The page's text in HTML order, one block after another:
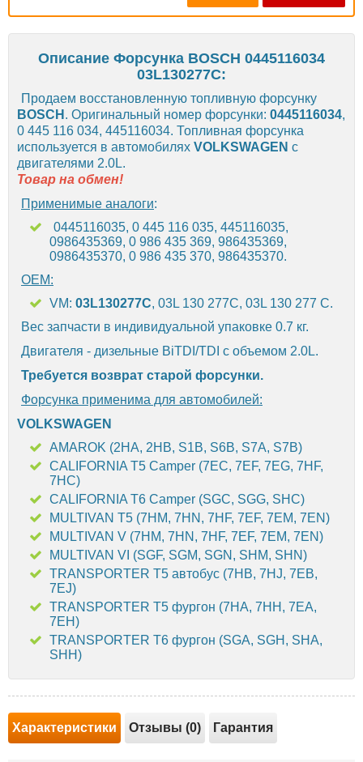
Описание Форсунка BOSCH 0445116034
03L130277C:
Продаем восстановленную топливную форсунку
BOSCH . Оригинальный номер форсунки: 0445116034,
0 445 116 034, 445116034. Топливная форсунка
используется в автомобилях VOLKSWAGEN с
двигателями 2.0L.
Товар на обмен!
Применимые аналоги:
0445116035, 0 445 116 035, 445116035,
0986435369, 0 986 435 369, 986435369,
0986435370, 0 986 435 370, 986435370.
OEM:
VM: 03L130277C, 03L 130 277C, 03L 130 277 C.
Вес запчасти в индивидуальной упаковке 0.7 кг.
Двигателя - дизельные BiTDI/TDI с объемом 2.0L.
Требуется возврат старой форсунки.
Форсунка применима для автомобилей:
VOLKSWAGEN
AMAROK (2HA, 2HB, S1B, S6B, S7A, S7B)
CALIFORNIA T5 Camper (7EC, 7EF, 7EG, 7HF,
7HC)
CALIFORNIA T6 Camper (SGC, SGG, SHC)
MULTIVAN T5 (7HM, 7HN, 7HF, 7EF, 7EM, 7EN)
MULTIVAN V (7HM, 7HN, 7HF, 7EF, 7EM, 7EN)
MULTIVAN VI (SGF, SGM, SGN, SHM, SHN)
TRANSPORTER T5 автобус (7HB, 7HJ, 7EB,
7EJ)
TRANSPORTER T5 фургон (7HA, 7HH, 7EA,
7EH)
TRANSPORTER T6 фургон (SGA, SGH, SHA,
SHH)
Характеристики Отзывы (0) Гарантия